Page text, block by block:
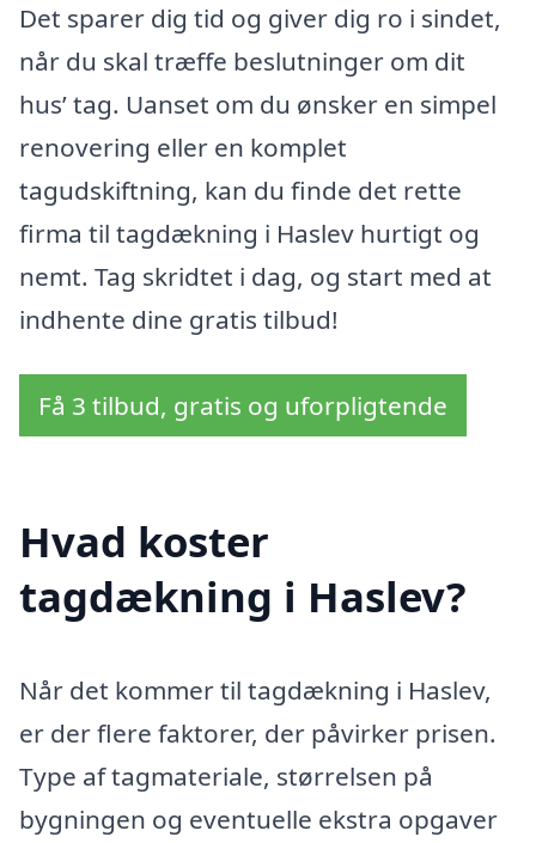
Det sparer dig tid og giver dig ro i sindet,
når du skal træffe beslutninger om dit
hus’ tag. Uanset om du ønsker en simpel
renovering eller en komplet
tagudskiftning, kan du finde det rette
firma til tagdækning i Haslev hurtigt og
nemt. Tag skridtet i dag, og start med at
indhente dine gratis tilbud!
Få 3 tilbud, gratis og uforpligtende
Hvad koster
tagdækning i Haslev?
Når det kommer til tagdækning i Haslev,
er der flere faktorer, der påvirker prisen.
Type af tagmateriale, størrelsen på
bygningen og eventuelle ekstra opgaver